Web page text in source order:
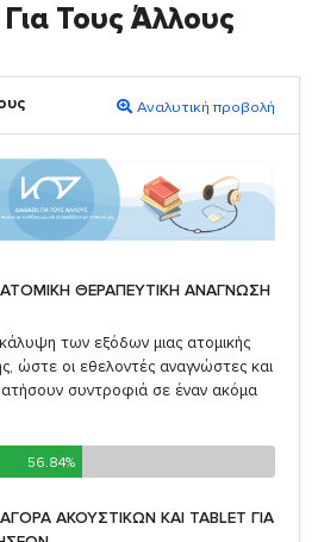
Τους Άλλους
Αναλυτική προβολή
ΑΤΟΜΙΚΗ ΘΕΡΑΠΕΥΤΙΚΗ ΑΝΑΓΝΩΣΗ
των εξόδων μιας ατομικής
ώστε οι εθελοντές αναγνώστες και
συντροφιά σε έναν ακόμα
56.84%
56.84%
ΑΓΟΡΑ ΑΚΟΥΣΤΙΚΩΝ ΚΑΙ TABLET ΓΙΑ